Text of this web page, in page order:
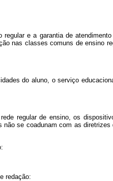
e a garantia de
nas classes comuns de ensino
do aluno, o serviço
regular de ensino, os
se coadunam com as
redação: